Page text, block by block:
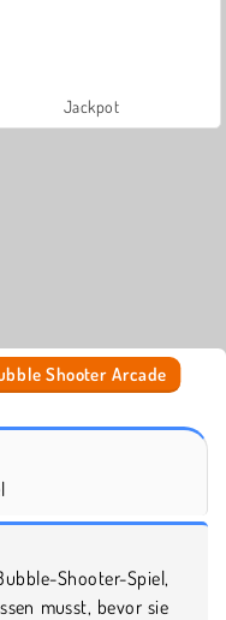
Jackpot
Shooter Arcade
Shooter-Spiel,
musst, bevor sie